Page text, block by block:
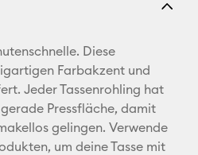
E-Mail-
Adresse
Pinterest
Facebook
Diese
Farbakzent und
Jeder Tassenrohling hat
Pressfläche, damit
gelingen. Verwende
um deine Tasse mit